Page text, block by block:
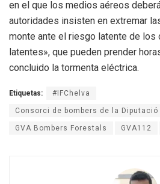
en el que los medios aéreos
autoridades insisten en extremar
monte ante el riesgo latente de los
latentes», que pueden prender
concluido la tormenta eléctrica.
Etiquetas: #IFChelva
Consorci de bombers de la
GVA Bombers Forestals GVA112